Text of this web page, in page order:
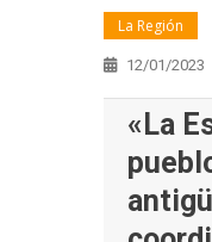
La Región
12/01/2023
«La